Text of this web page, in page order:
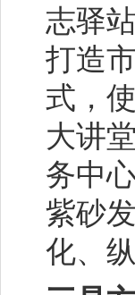
志驿站
打造
式，
大讲
务中
紫砂
化、